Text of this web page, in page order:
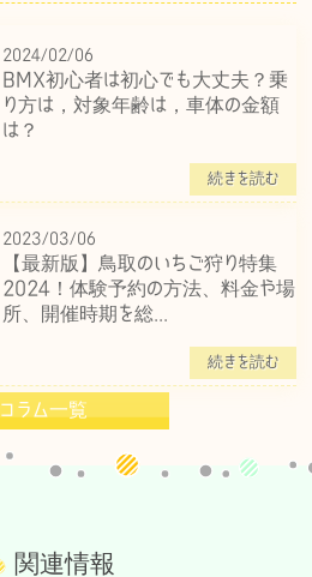
2024/02/06
BMX初心者は初心でも大丈夫？乗
り方は，対象年齢は，車体の金額
は？
続きを読む
2023/03/06
【最新版】鳥取のいちご狩り特集
2024！体験予約の方法、料金や場
所、開催時期を総...
続きを読む
コラム一覧
関連情報